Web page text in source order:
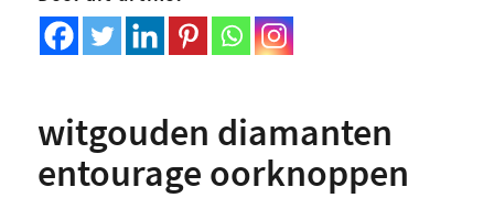
witgouden diamanten
entourage oorknoppen